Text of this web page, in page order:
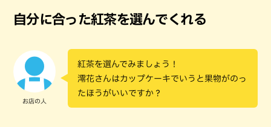
自分に合った紅茶を選んでくれる
お店の人
紅茶を選んでみましょう！
澪花さんはカップケーキでいうと果物がのっ
たほうがいいですか？